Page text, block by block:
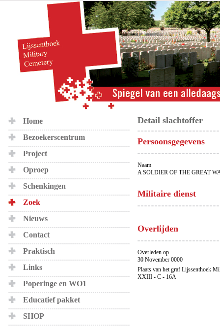
Home
Bezoekerscentrum
Project
Oproep
Schenkingen
Zoek
Nieuws
Contact
Praktisch
Links
Poperinge en WO1
Educatief pakket
SHOP
Detail slachtoffer
Persoonsgegevens
Naam
A SOLDIER OF THE GREAT
Militaire dienst
Overlijden
Overleden op
30 November 0000
Plaats van het graf Lijssenthoek
XXIII - C - 16A